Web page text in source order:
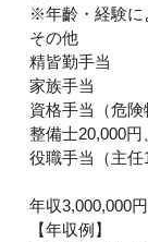
※年齡・経験に
その他
精皆勤手当
家族手当
資格手当（危
整備士20,000円
役職手当（主任
年収3,000,000
【年収例】